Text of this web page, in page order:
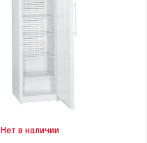
Нет в наличии